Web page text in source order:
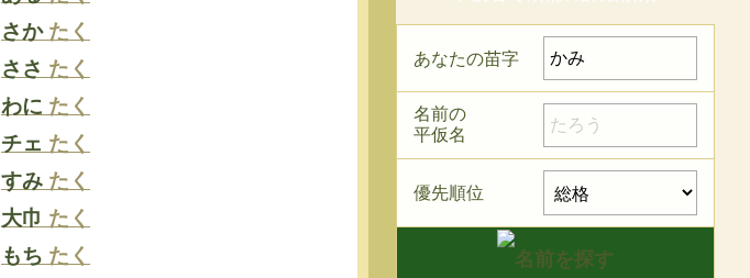
さかたく
ささ たく
わに たく
チェ たく
すみ たく
大巾 たく
もち たく
あなたの苗字
名前の
平仮名
優先順位